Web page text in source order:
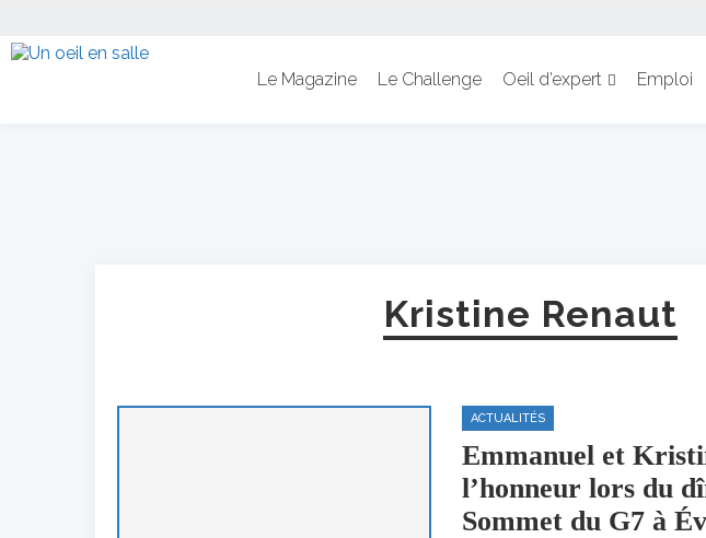
Le Magazine Le Challenge Oeil d’expert Emploi
Kristine Renaut
ACTUALITÉS
Emmanuel et
l’honneur lors du
Sommet du G7 à